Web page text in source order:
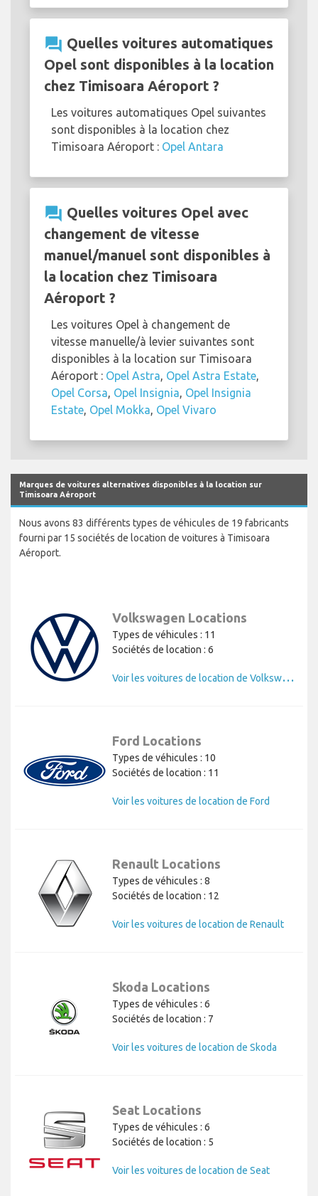
question_answer Quelles voitures automatiques
Opel sont disponibles à la location
chez Timisoara Aéroport ?
Les voitures automatiques Opel suivantes
sont disponibles à la location chez
Timisoara Aéroport : Opel Antara
question_answer Quelles voitures Opel avec
changement de vitesse
manuel/manuel sont disponibles à
la location chez Timisoara
Aéroport ?
Les voitures Opel à changement de
vitesse manuelle/à levier suivantes sont
disponibles à la location sur Timisoara
Aéroport : Opel Astra, Opel Astra Estate,
Opel Corsa, Opel Insignia, Opel Insignia
Estate, Opel Mokka, Opel Vivaro
Marques de voitures alternatives disponibles à la location sur
Timisoara Aéroport
Nous avons 83 différents types de véhicules de 19 fabricants
fourni par 15 sociétés de location de voitures à Timisoara
Aéroport.
Volkswagen Locations
Types de véhicules : 11
Sociétés de location : 6
V
oir les voitures de location de Volkswagen
Ford Locations
Types de véhicules : 10
Sociétés de location : 11
Voir les voitures de location de Ford
Renault Locations
Types de véhicules : 8
Sociétés de location : 12
Voir les voitures de location de Renault
Skoda Locations
Types de véhicules : 6
Sociétés de location : 7
Voir les voitures de location de Skoda
Seat Locations
Types de véhicules : 6
Sociétés de location : 5
Voir les voitures de location de Seat